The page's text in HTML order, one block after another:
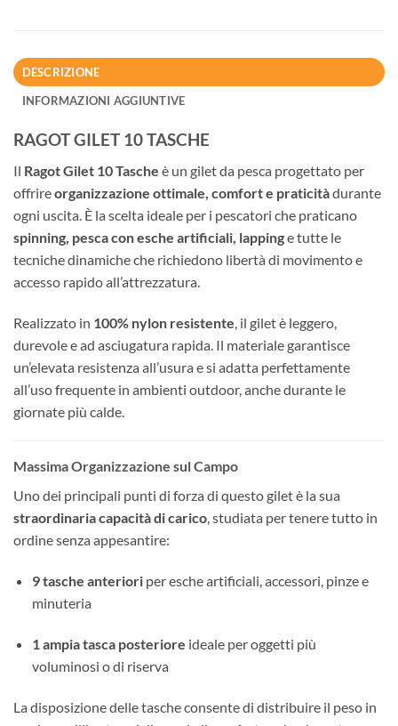
DESCRIZIONE
INFORMAZIONI AGGIUNTIVE
RAGOT GILET 10 TASCHE
Il Ragot Gilet 10 Tasche è un gilet da pesca progettato per
offrireorganizzazione ottimale, comfort e praticitàdurante
ogni uscita. È la scelta ideale per i pescatori che praticano
spinning, pesca con esche artificiali, lappinge tutte le
tecniche dinamiche che richiedono libertà di movimento e
accesso rapido all’attrezzatura.
Realizzato in 100% nylon resistente , il gilet è leggero,
durevole e ad asciugatura rapida. Il materiale garantisce
un’elevata resistenza all’usura e si adatta perfettamente
all’uso frequente in ambienti outdoor, anche durante le
giornate più calde.
Massima Organizzazione sul Campo
Uno dei principali punti di forza di questo gilet è la sua
straordinaria capacità di carico, studiata per tenere tutto in
ordine senza appesantire:
9 tasche anterioriper esche artificiali, accessori, pinze e
minuteria
1 ampia tasca posteriore ideale per oggetti più
voluminosi o di riserva
La disposizione delle tasche consente di distribuire il peso in